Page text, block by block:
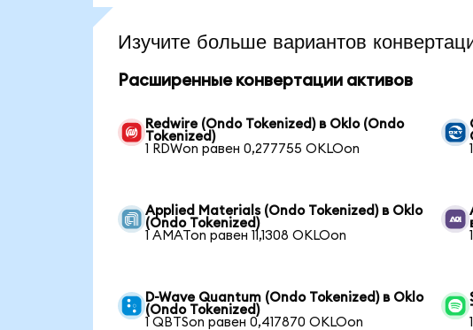
Изучите больше вариантов
Расширенные конвертации активов
Redwire (Ondo Tokenized) в Oklo (Ondo
Tokenized)
1 RDWon равен 0,277755 OKLOon
Applied Materials (Ondo Tokenized) в Oklo
(Ondo Tokenized)
1 AMATon равен 11,1308 OKLOon
D-Wave Quantum (Ondo Tokenized) в Oklo
(Ondo Tokenized)
1 QBTSon равен 0,417870 OKLOon